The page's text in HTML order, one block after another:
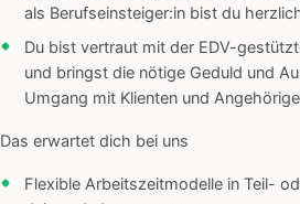
als Berufseinsteiger:in bist du
Du bist vertraut mit der EDV-
und bringst die nötige Geduld und
Umgang mit Klienten und
Das erwartet dich bei uns
Flexible Arbeitszeitmodelle in Teil-